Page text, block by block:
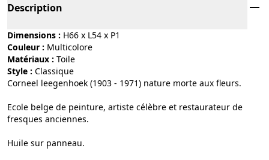
Description
Dimensions : H66 x L54 x P1
Couleur :
multicolore
Matériaux :
toile
Style :
classique
Corneel leegenhoek (1903 - 1971) nature morte aux fleurs.
Ecole belge de peinture, artiste célèbre et restaurateur de
fresques anciennes.
Huile sur panneau.